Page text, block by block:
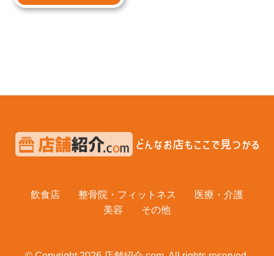
飲食店 整骨院・フィットネス
医療・介護
美容
その他